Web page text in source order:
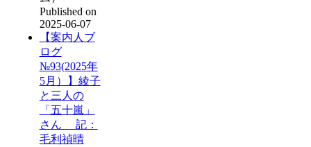
Published on
2025-06-07
【案内人ブ
ログ
№93(2025年
5月）】綾子
と三人の
「五十嵐」
さん 記：
毛利禎晴